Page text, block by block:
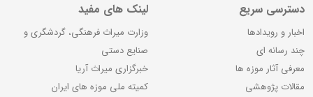
دسترسی سریع
اخبار و رویدادها
چند رسانه ای
معرفی آثار موزه ها
مقالات پژوهشی
لینک های مفید
وزارت میراث فرهنگی، گردشگری و
صنایع دستی
خبرگزاری میراث آریا
کمیته ملی موزه های ایران